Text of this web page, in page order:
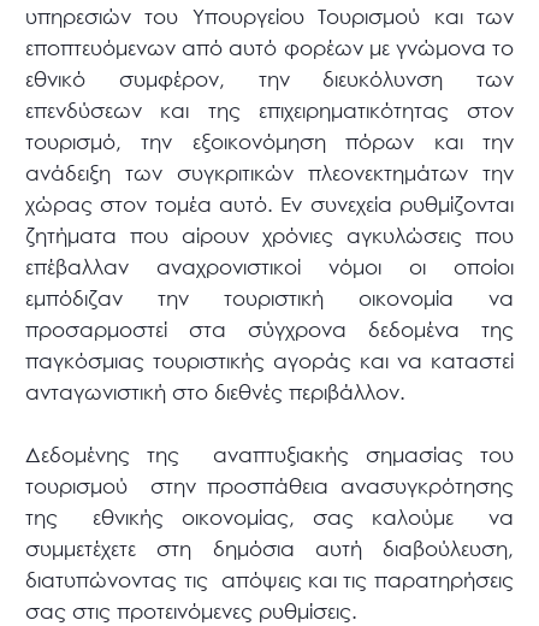
υπηρεσιών του Υπουργείου Τουρισμού και των
εποπτευόμενων από αυτό φορέων με γνώμονα το
εθνικό συμφέρον, την διευκόλυνση των
επενδύσεων και της επιχειρηματικότητας στον
τουρισμό, την εξοικονόμηση πόρων και την
ανάδειξη των συγκριτικών πλεονεκτημάτων την
χώρας στον τομέα αυτό. Εν συνεχεία ρυθμίζονται
ζητήματα που αίρουν χρόνιες αγκυλώσεις που
επέβαλλαν αναχρονιστικοί νόμοι οι οποίοι
εμπόδιζαν την τουριστική οικονομία να
προσαρμοστεί στα σύγχρονα δεδομένα της
παγκόσμιας τουριστικής αγοράς και να καταστεί
ανταγωνιστική στο διεθνές περιβάλλον.
Δεδομένης της αναπτυξιακής σημασίας του
τουρισμού στην προσπάθεια ανασυγκρότησης
της εθνικής οικονομίας, σας καλούμε να
συμμετέχετε στη δημόσια αυτή διαβούλευση,
διατυπώνοντας τις απόψεις και τις παρατηρήσεις
σας στις προτεινόμενες ρυθμίσεις.